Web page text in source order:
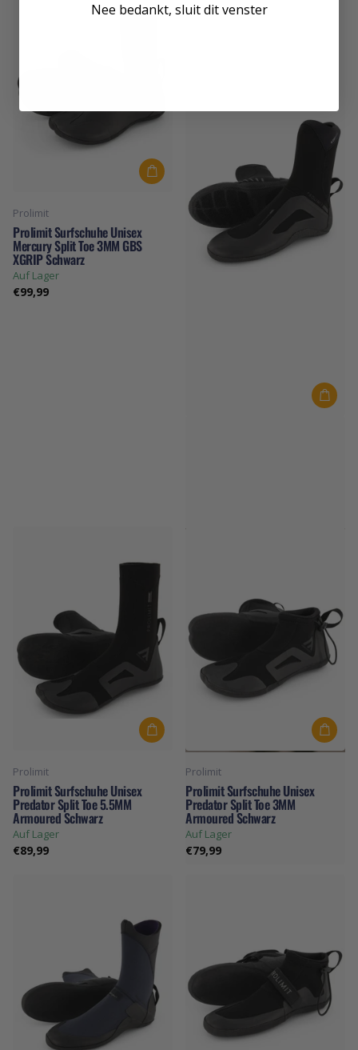
Prolimit
Prolimit Surfschuhe Unisex
Mercury Split Toe 3MM GBS
XGRIP Schwarz
Auf Lager
€99,99
Prolimit
Prolimit Surfschuhe Unisex
Predator Split Toe 5.5MM
Armoured Schwarz
Auf Lager
€89,99
Prolimit
Prolimit Surfschuhe Unisex
Predator Split Toe 3MM
Armoured Schwarz
Auf Lager
€79,99
Nee bedankt, sluit dit venster